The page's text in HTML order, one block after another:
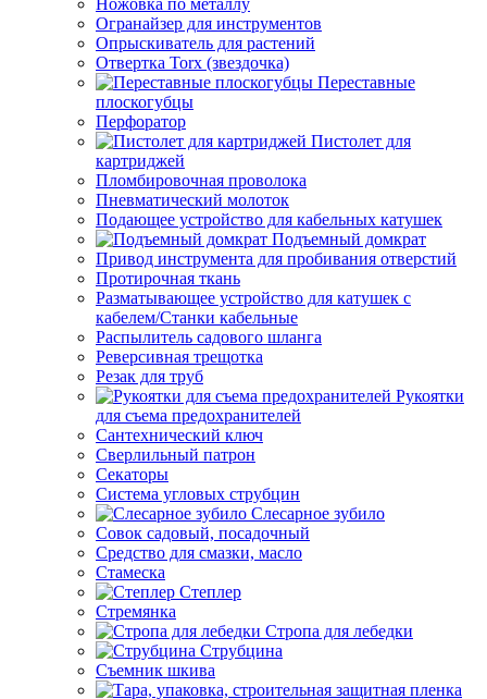
Ножовка по металлу
Огранайзер для инструментов
Опрыскиватель для растений
Отвертка Torx (звездочка)
Переставные
плоскогубцы
Перфоратор
Пистолет для
картриджей
Пломбировочная проволока
Пневматический молоток
Подающее устройство для кабельных катушек
Подъемный домкрат
Привод инструмента для пробивания отверстий
Протирочная ткань
Разматывающее устройство для катушек с
кабелем/Станки кабельные
Распылитель садового шланга
Реверсивная трещотка
Резак для труб
Рукоятки
для съема предохранителей
Сантехнический ключ
Сверлильный патрон
Секаторы
Система угловых струбцин
Слесарное зубило
Совок садовый, посадочный
Средство для смазки, масло
Стамеска
Степлер
Стремянка
Стропа для лебедки
Струбцина
Съемник шкива